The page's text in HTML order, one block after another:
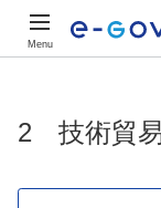
Menu
2 技術貿